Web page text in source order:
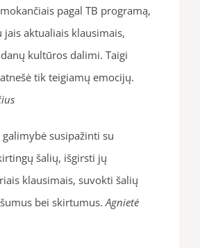
pagal TB programą,
jais aktualiais klausimais,
kultūros dalimi. Taigi
tik teigiamų emocijų.
susipažinti su
šalių, išgirsti jų
klausimais, suvokti šalių
bei skirtumus.Agnietė